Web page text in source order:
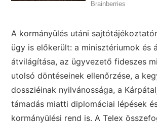
A kormányülés utáni
ügy is előkerült: a minisztériumok és
átvilágítása, az ügyvezető fideszes
utolsó döntéseinek ellenőrzése, a
dossziéinak nyilvánossága, a
támadás miatti diplomáciai lépések
kormányülési rend is. A Telex